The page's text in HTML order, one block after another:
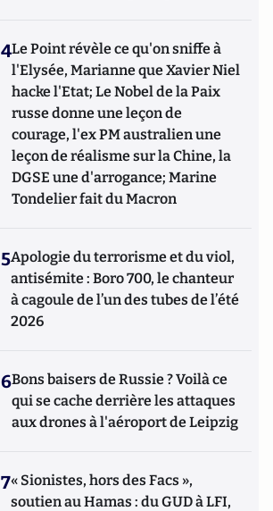
4Le Point révèle ce qu'on sniffe à
l'Elysée, Marianne que Xavier Niel
hacke l'Etat; Le Nobel de la Paix
russe donne une leçon de
courage, l'ex PM australien une
leçon de réalisme sur la Chine, la
DGSE une d'arrogance; Marine
Tondelier fait du Macron
5Apologie du terrorisme et du viol,
antisémite : Boro 700, le chanteur
à cagoule de l’un des tubes de l’été
2026
6Bons baisers de Russie ? Voilà ce
qui se cache derrière les attaques
aux drones à l'aéroport de Leipzig
7« Sionistes, hors des Facs »,
soutien au Hamas : du GUD à LFI,